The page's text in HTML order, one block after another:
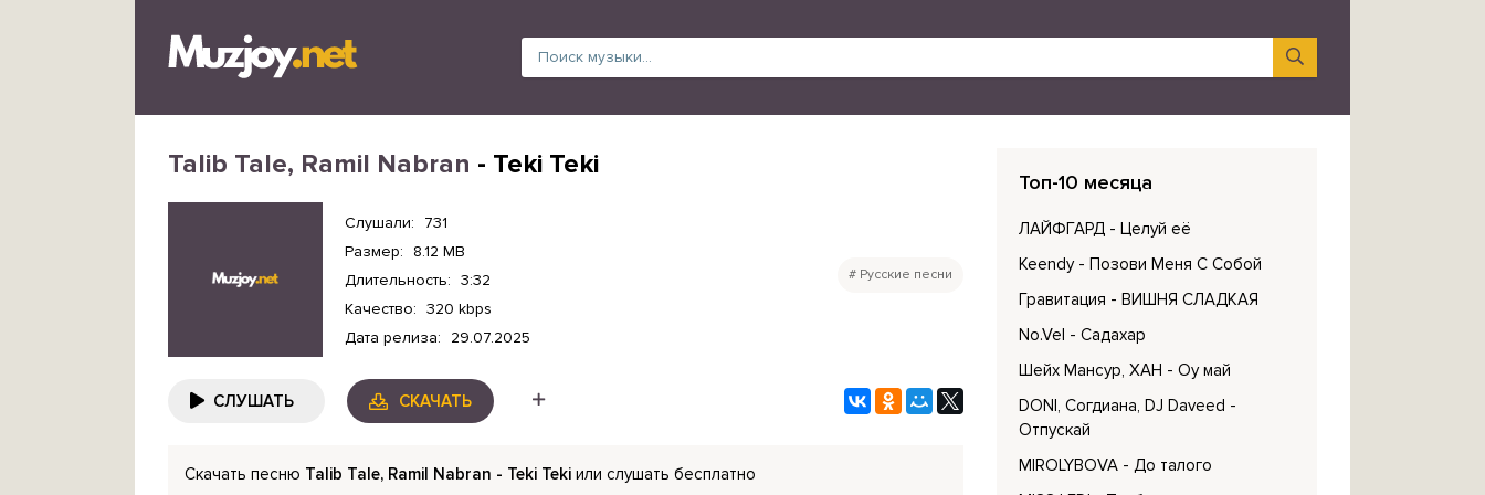
Talib Tale, Ramil Nabran - Teki Teki
Слушали:
731
Размер:
8.12 MB
Длительность: 3:32
Качество: 320 kbps
Дата релиза:
29.07.2025
Русские песни
СЛУШАТЬ СКАЧАТЬ
Скачать песню Talib Tale, Ramil Nabran - Teki Teki или слушать бесплатно
Топ-10 месяца
ЛАЙФГАРД - Целуй её
Keendy - Позови Меня С Собой
Гравитация - ВИШНЯ СЛАДКАЯ
No.Vel - Садахар
Шейх Мансур, ХАН - Оу май
DONI, Согдиана, DJ Daveed -
Отпускай
MIROLYBOVA - До талого